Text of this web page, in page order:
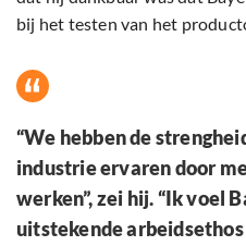
bij het testen van het
“We hebben de
industrie ervaren door
werken”, zei hij. “Ik voel
uitstekende